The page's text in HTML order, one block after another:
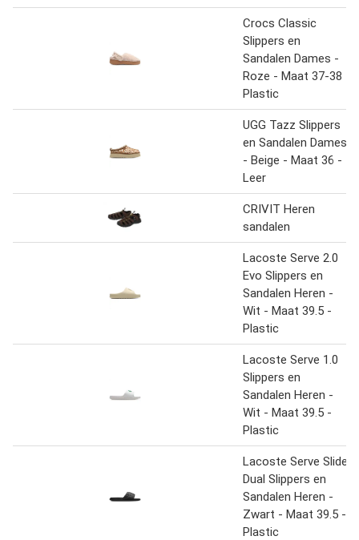
Crocs Classic
Slippers en
Sandalen Dames -
Roze - Maat 37-38 -
Plastic
UGG Tazz Slippers
en Sandalen Dames
- Beige - Maat 36 -
Leer
CRIVIT Heren
sandalen
Lacoste Serve 2.0
Evo Slippers en
Sandalen Heren -
Wit - Maat 39.5 -
Plastic
Lacoste Serve 1.0
Slippers en
Sandalen Heren -
Wit - Maat 39.5 -
Plastic
Lacoste Serve Slide
Dual Slippers en
Sandalen Heren -
Zwart - Maat 39.5 -
Plastic